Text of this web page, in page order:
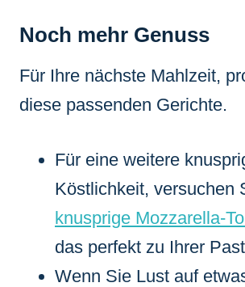
Noch mehr Genuss
Für Ihre nächste Mahlzeit,
diese passenden Gerichte.
Für eine weitere
Köstlichkeit, versuchen
knusprige Mozzarella-
das perfekt zu Ihrer
Wenn Sie Lust auf